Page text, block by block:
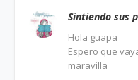
Sintiendo sus
Hola guapa
Espero que
maravilla